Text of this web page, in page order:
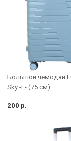
Большой чемодан
Sky -L- (75 см)
200 р.